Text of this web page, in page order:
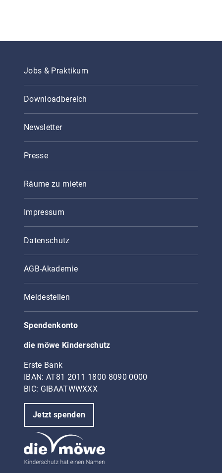
Jobs & Praktikum
Downloadbereich
Newsletter
Presse
Räume zu mieten
Impressum
Datenschutz
AGB-Akademie
Meldestellen
Spendenkonto
die möwe Kinderschutz
Erste Bank
IBAN: AT81 2011 1800 8090 0000
BIC: GIBAATWWXXX
Jetzt spenden